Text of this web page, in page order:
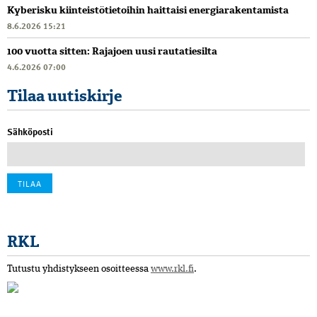
Kyberisku kiinteistötietoihin haittaisi energiarakentamista
8.6.2026 15:21
100 vuotta sitten: Rajajoen uusi rautatiesilta
4.6.2026 07:00
Tilaa uutiskirje
Sähköposti
RKL
Tutustu yhdistykseen osoitteessa www.rkl.fi.